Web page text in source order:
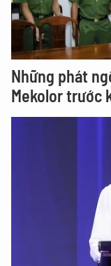
Những phát
Mekolor trước